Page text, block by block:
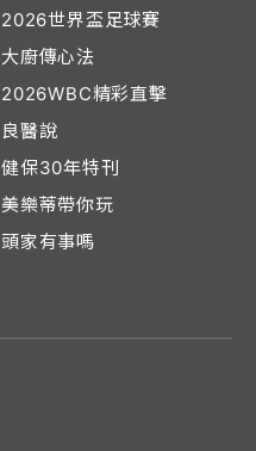
2026世界盃足球賽
大廚傳心法
2026WBC精彩直擊
良醫說
健保30年特刊
美樂蒂帶你玩
頭家有事嗎